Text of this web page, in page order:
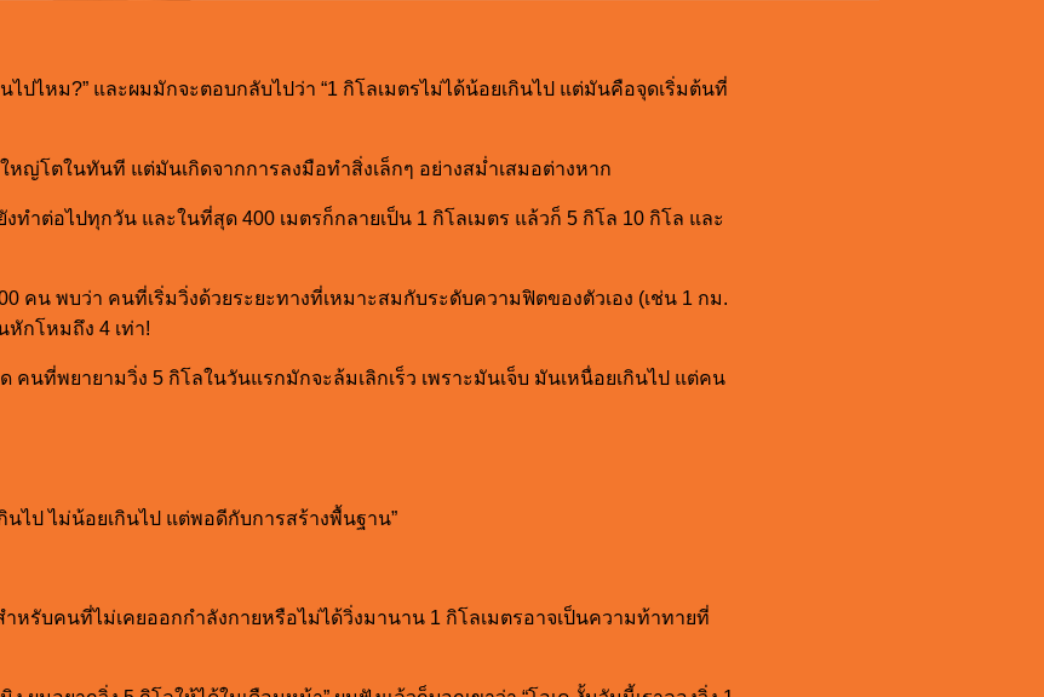
ไปไหม?” และผมมักจะตอบกลับไปว่า “1 กิโลเมตรไม่ได้น้อยเกินไป แต่มันคือจุดเริ่มต้นที่
หญ่โตในทันที แต่มันเกิดจากการลงมือทำสิ่งเล็กๆ อย่างสม่ำเสมอต่างหาก
ำต่อไปทุกวัน และในที่สุด 400 เมตรก็กลายเป็น 1 กิโลเมตร แล้วก็ 5 กิโล 10 กิโล และ
คน พบว่า คนที่เริ่มวิ่งด้วยระยะทางที่เหมาะสมกับระดับความฟิตของตัวเอง (เช่น 1 กม.
กโหมถึง 4 เท่า!
นที่พยายามวิ่ง 5 กิโลในวันแรกมักจะล้มเลิกเร็ว เพราะมันเจ็บ มันเหนื่อยเกินไป แต่คน
นไป ไม่น้อยเกินไป แต่พอดีกับการสร้างพื้นฐาน”
หรับคนที่ไม่เคยออกกำลังกายหรือไม่ได้วิ่งมานาน 1 กิโลเมตรอาจเป็นความท้าทายที่